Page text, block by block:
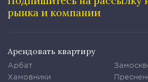
рынка и компании
Арендовать квартиру
Арбат
Хамовники